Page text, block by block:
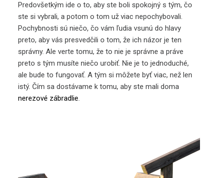
Predovšetkým ide o to, aby ste boli spokojný s tým, čo
ste si vybrali, a potom o tom už viac nepochybovali.
Pochybnosti sú niečo, čo vám ľudia vsunú do hlavy
preto, aby vás presvedčili o tom, že ich názor je ten
správny. Ale verte tomu, že to nie je správne a práve
preto s tým musíte niečo urobiť. Nie je to jednoduché,
ale bude to fungovať. A tým si môžete byť viac, než len
istý. Čím sa dostávame k tomu, aby ste mali doma
nerezové zábradlie.